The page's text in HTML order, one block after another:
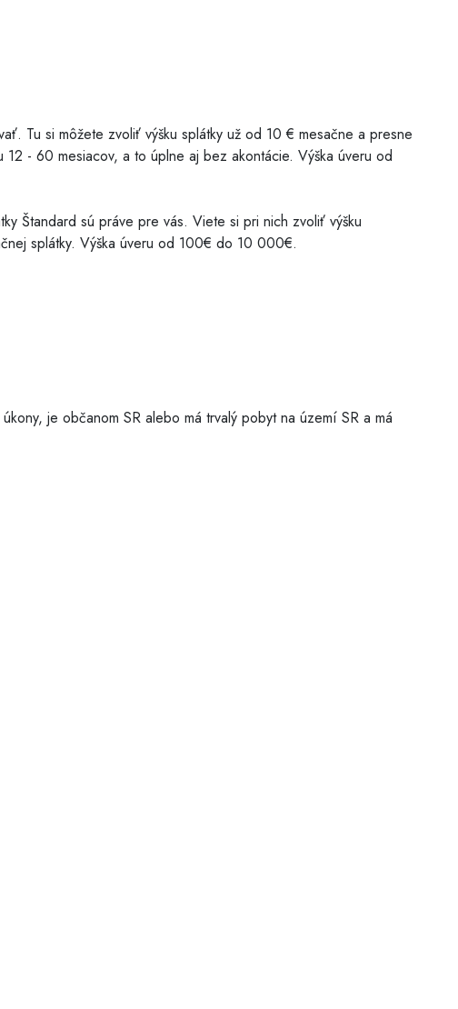
Tu si môžete zvoliť výšku splátky už od 10 € mesačne a presne
- 60 mesiacov, a to úplne aj bez akontácie. Výška úveru od
Štandard sú práve pre vás. Viete si pri nich zvoliť výšku
splátky. Výška úveru od 100€ do 10 000€.
je občanom SR alebo má trvalý pobyt na území SR a má